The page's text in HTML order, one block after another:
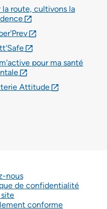
la route, cultivons la
lien externe
lien externe
lien externe
pour ma santé
lien externe
Attitude lien externe
nous
de confidentialité
site
conforme